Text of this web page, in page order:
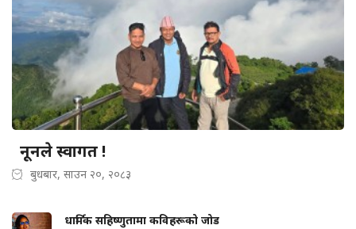
नूनले स्वागत !
बुधबार, साउन २०, २०८३
धार्मिक सहिष्णुतामा कविहरूको जोड